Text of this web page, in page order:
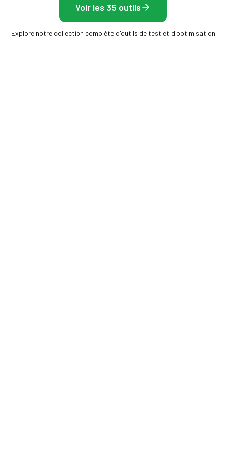
Voir les 35 outils
Explore notre collection complète d'outils de test et d'optimisation